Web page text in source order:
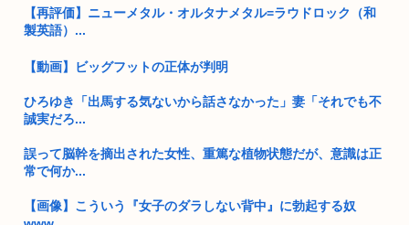
Z世代、「これ」が何なのかわからないwww
三大ギャルに求める要素「処女」「ピンク色乳首」「彼氏」
女の子「ミステリー小説大好き！」 俺「何読むの？(はいはい
東野圭...
25歳、女ホル打ってるけど 女になりた過ぎて頭おかしくなり
そう ...
プーチン「あえて申し上げます。助けてください。」
【再評価】ニューメタル・オルタナメタル=ラウドロック（和
製英語）...
【動画】ビッグフットの正体が判明
ひろゆき「出馬する気ないから話さなかった」妻「それでも不
誠実だろ...
誤って脳幹を摘出された女性、重篤な植物状態だが、意識は正
常で何か...
【画像】こういう『女子のダラしない背中』に勃起する奴